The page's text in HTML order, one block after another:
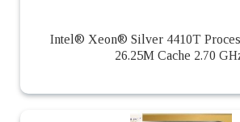
Intel® Xeon® Silver 4410T
26.25M Cache 2.70